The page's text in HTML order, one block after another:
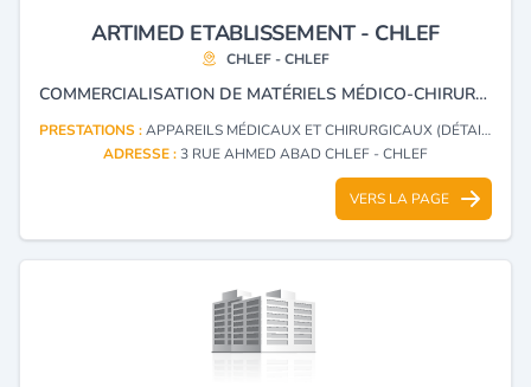
ARTIMED ETABLISSEMENT - CHLEF
CHLEF - CHLEF
COMMERCIALISATION DE MATÉRIELS MÉDICO-CHIRURGICAL.
PRESTATIONS :APPAREILS MÉDICAUX ET CHIRURGICAUX (DÉTAIL)
ADRESSE :3 RUE AHMED ABAD CHLEF - CHLEF
VERS LA PAGE